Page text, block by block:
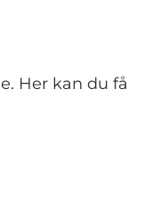
Her kan du få